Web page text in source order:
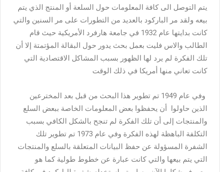
يتم التوصل الى كافة المعلومات حول السلعة أو المنتج الذي يتم
بيعه ولقد مر الباركود بالعديد من التطورات على مر السنين والتي
كانت بدايتها عام 1932 في جامعة هارفرد الأمريكية حيث قام
الطالب والاس فليت بعمل بحث يدور حول البقالة المؤتمتة إلا أن
تلك الفكرة لم يرد لها الظهور بسبب المشاكل الاقتصادية التي
كانت تعاني منها أمريكا في ذلك الوقت
وفي عام 1949 تم تطوير هذا البحث من قبل بعد المخترعين
الذين حاولوا أن يحفظوا بعض المعلومات الخاصة ببعض السلع
والمنتجات إلى أن تلك الفكرة لم تنجح بالشكل الكافي بسبب
التكلفة الباهظة لهذه الفكرة وفي عام 1973 تم تطوير تلك
الشفرة المسؤولة عن حفظ البيانات المتعلقة بالسلع والمنتجات
التي يتم بيعها والتي كانت عبارة عن خطوط طولية كما هو